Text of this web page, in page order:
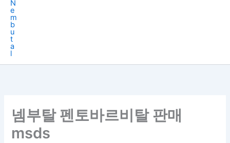
넴부탈 펜토바르비탈 판매
msds